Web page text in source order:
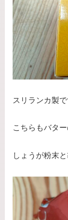
スリランカ製で
こちらもバタ
しょうが粉末